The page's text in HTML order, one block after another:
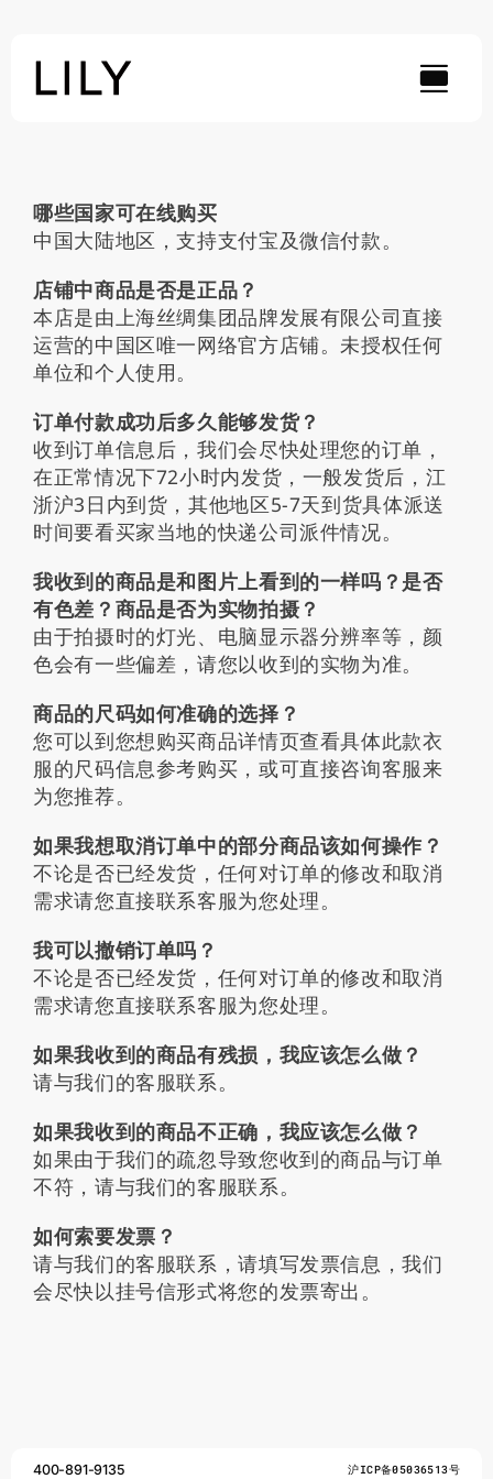
content
哪些国家可在线购买
中国大陆地区，支持支付宝及微信付款。
店铺中商品是否是正品？
本店是由上海丝绸集团品牌发展有限公司直接
运营的中国区唯一网络官方店铺。未授权任何
单位和个人使用。
订单付款成功后多久能够发货？
收到订单信息后，我们会尽快处理您的订单，
在正常情况下72小时内发货，一般发货后，江
浙沪3日内到货，其他地区5-7天到货具体派送
时间要看买家当地的快递公司派件情况。
我收到的商品是和图片上看到的一样吗？是否
有色差？商品是否为实物拍摄？
由于拍摄时的灯光、电脑显示器分辨率等，颜
色会有一些偏差，请您以收到的实物为准。
商品的尺码如何准确的选择？
您可以到您想购买商品详情页查看具体此款衣
服的尺码信息参考购买，或可直接咨询客服来
为您推荐。
如果我想取消订单中的部分商品该如何操作？
不论是否已经发货，任何对订单的修改和取消
需求请您直接联系客服为您处理。
我可以撤销订单吗？
不论是否已经发货，任何对订单的修改和取消
需求请您直接联系客服为您处理。
如果我收到的商品有残损，我应该怎么做？
请与我们的客服联系。
如果我收到的商品不正确，我应该怎么做？
如果由于我们的疏忽导致您收到的商品与订单
不符，请与我们的客服联系。
如何索要发票？
请与我们的客服联系，请填写发票信息，我们
会尽快以挂号信形式将您的发票寄出。
400-891-9135 沪ICP备05036513号